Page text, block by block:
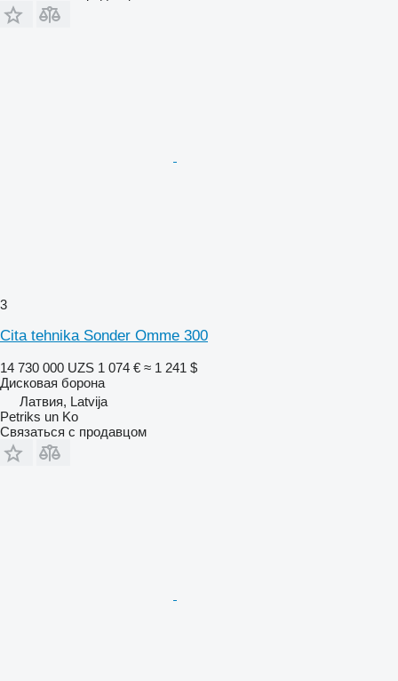
3
Cita tehnika Sonder Omme 300
14 730 000 UZS 1 074 € ≈ 1 241 $
Дисковая борона
Латвия, Latvija
Petriks un Ko
Связаться с продавцом